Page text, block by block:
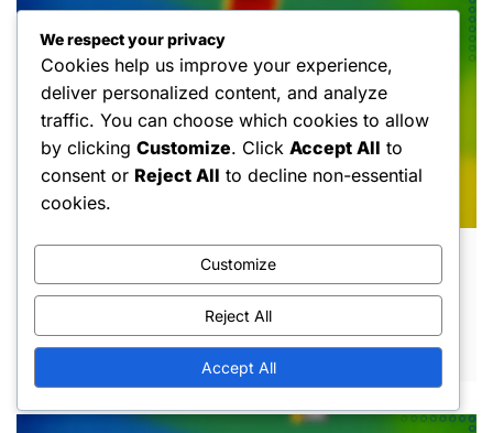
Sezonowe nagrody za polowanie:
Ekskluzywne skórki, Personalizacja
postaci, Sezonowe wydania
MAR 6, 2026
We respect your privacy
Cookies help us improve your experience,
deliver personalized content, and analyze
traffic. You can choose which cookies to allow
by clicking Customize. Click Accept All to
consent or Reject All to decline non-essential
cookies.
Customize
Reject All
Accept All